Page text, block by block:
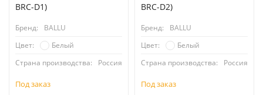
BRC-D1)
Бренд:
BALLU
Цвет:
Белый
Страна производства:
Россия
Под заказ
BRC-D2)
Бренд:
BALLU
Цвет:
Белый
Страна производства:
Россия
Под заказ